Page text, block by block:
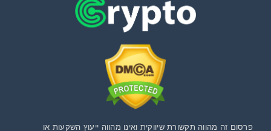
פרסום זה מהווה תקשורת שיווקית ואינו מהווה ייעוץ השקעות או